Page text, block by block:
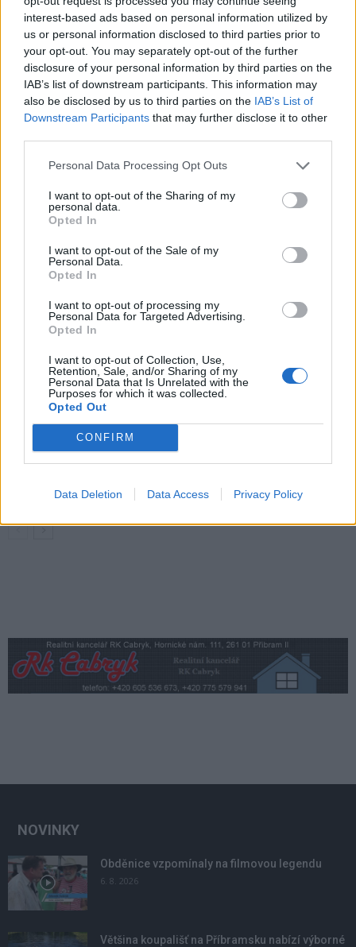
interest-based ads based on personal information utilized by
us or personal information disclosed to third parties prior to
your opt-out. You may separately opt-out of the further
disclosure of your personal information by third parties on the
IAB’s list of downstream participants. This information may
also be disclosed by us to third parties on the IAB’s List of
Downstream Participants that may further disclose it to other
Personal Data Processing Opt Outs
I want to opt-out of the Sharing of my
personal data.
Opted In
I want to opt-out of the Sale of my
Personal Data.
Opted In
I want to opt-out of processing my
Personal Data for Targeted Advertising.
Opted In
I want to opt-out of Collection, Use,
Retention, Sale, and/or Sharing of my
Personal Data that Is Unrelated with the
Purposes for which it was collected.
Opted Out
CONFIRM
Data Deletion Data Access Privacy Policy
Předchozí článek Následující článek
startu bude neuvěřitelných 80
VÍCE OD AUTORA
O čem se mluví
Parkovací dům jako levná garáž? Opozice
zpochybňuje jeho využití
O čem se mluví
Stačí občanka, nebo je průkazka nutná?
Příbram řeší jednodušší cestování
seniorů MHD
O čem se mluví
Obyvatelé upozorňují na problémy v okolí
situaci má pod kontrolou
NOVINKY
Obděnice vzpomínaly na filmovou legendu
6. 8. 2026
Většina koupališť na Příbramsku nabízí výborné